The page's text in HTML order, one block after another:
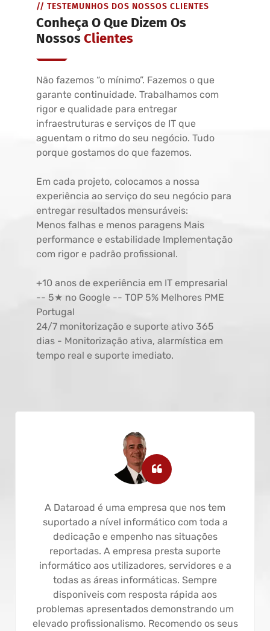
// TESTEMUNHOS DOS NOSSOS CLIENTES
Conheça O Que Dizem Os
NossosClientes
Não fazemos “o mínimo”. Fazemos o que
garante continuidade. Trabalhamos com
rigor e qualidade para entregar
infraestruturas e serviços de IT que
aguentam o ritmo do seu negócio. Tudo
porque gostamos do que fazemos.
Em cada projeto, colocamos a nossa
experiência ao serviço do seu negócio para
entregar resultados mensuráveis:
Menos falhas e menos paragens Mais
performance e estabilidade Implementação
com rigor e padrão profissional.
+10 anos de experiência em IT empresarial
-- 5★ no Google -- TOP 5% Melhores PME
Portugal
24/7 monitorização e suporte ativo 365
dias - Monitorização ativa, alarmística em
tempo real e suporte imediato.
A Dataroad é uma empresa que nos tem
suportado a nível informático com toda a
dedicação e empenho nas situações
reportadas. A empresa presta suporte
informático aos utilizadores, servidores e a
todas as áreas informáticas. Sempre
disponiveis com resposta rápida aos
problemas apresentados demonstrando um
elevado profissionalismo. Recomendo os seus